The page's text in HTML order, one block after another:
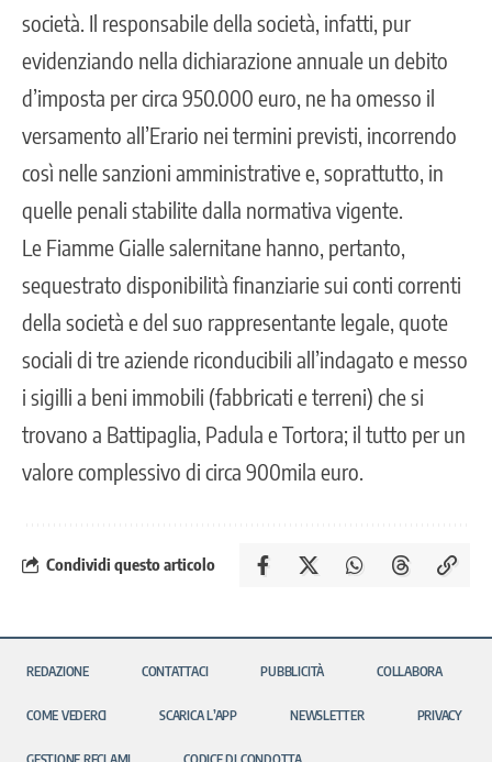
società. Il responsabile della società, infatti, pur
evidenziando nella dichiarazione annuale un debito
d’imposta per circa 950.000 euro, ne ha omesso il
versamento all’Erario nei termini previsti, incorrendo
così nelle sanzioni amministrative e, soprattutto, in
quelle penali stabilite dalla normativa vigente.
Le Fiamme Gialle salernitane hanno, pertanto,
sequestrato disponibilità finanziarie sui conti correnti
della società e del suo rappresentante legale, quote
sociali di tre aziende riconducibili all’indagato e messo
i sigilli a beni immobili (fabbricati e terreni) che si
trovano a Battipaglia, Padula e Tortora; il tutto per un
valore complessivo di circa 900mila euro.
Condividi questo articolo
REDAZIONE CONTATTACI PUBBLICITÀ COLLABORA
COME VEDERCI SCARICA L’APP NEWSLETTER PRIVACY